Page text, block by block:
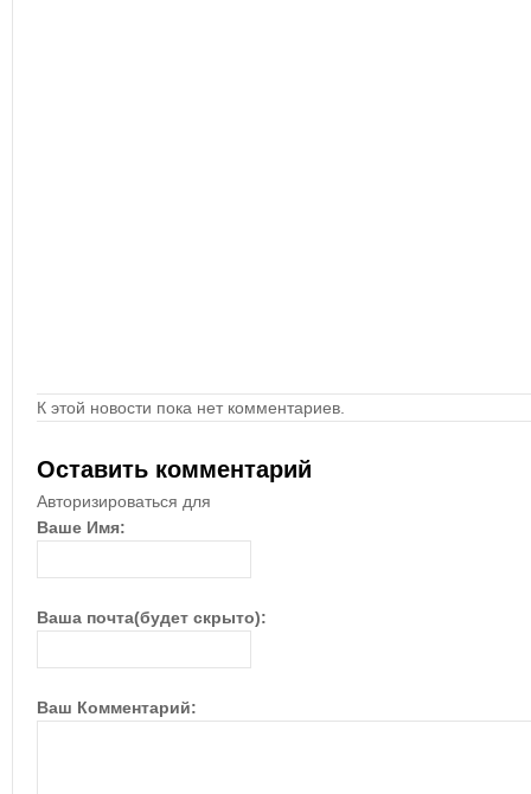
К этой новости пока нет комментариев.
Оставить комментарий
Авторизироваться для
Ваше Имя:
Ваша почта(будет скрыто):
Ваш Комментарий: